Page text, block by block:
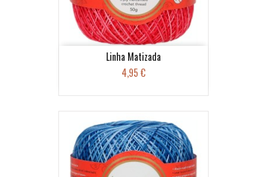
Linha Matizada
4,95 €